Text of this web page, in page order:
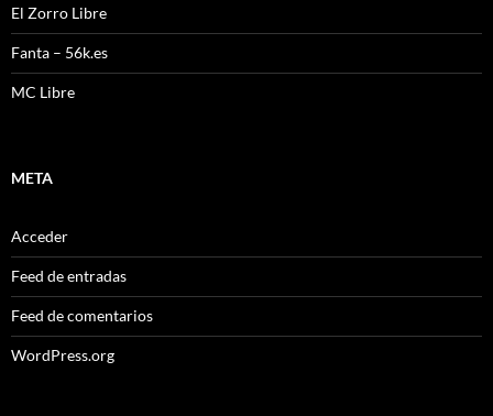
El Zorro Libre
Fanta – 56k.es
MC Libre
META
Acceder
Feed de entradas
Feed de comentarios
WordPress.org